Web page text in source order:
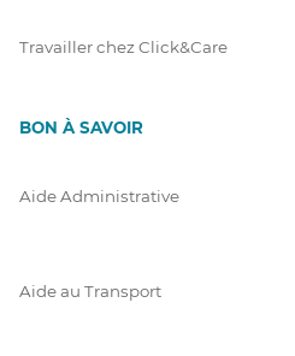
Travailler chez Click&Care
BON À SAVOIR
Aide Administrative
Aide au Transport